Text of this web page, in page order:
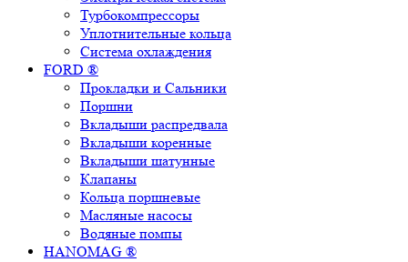
Турбокомпрессоры
Уплотнительные кольца
Система охлаждения
FORD ®
Прокладки и Сальники
Поршни
Вкладыши распредвала
Вкладыши коренные
Вкладыши шатунные
Клапаны
Кольца поршневые
Масляные насосы
Водяные помпы
HANOMAG ®